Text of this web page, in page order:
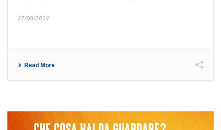
27/08/2014
Read More